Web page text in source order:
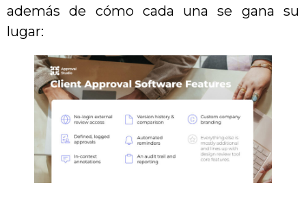
además de cómo cada una se gana su
lugar: